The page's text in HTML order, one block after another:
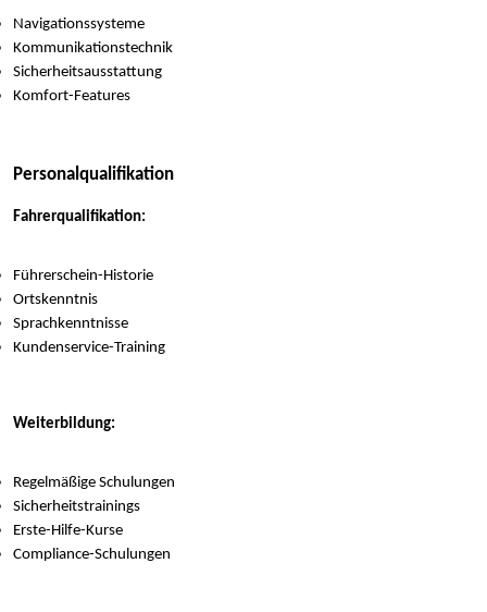
Navigationssysteme
Kommunikationstechnik
Sicherheitsausstattung
Komfort-Features
Personalqualifikation
Fahrerqualifikation:
Führerschein-Historie
Ortskenntnis
Sprachkenntnisse
Kundenservice-Training
Weiterbildung:
Regelmäßige Schulungen
Sicherheitstrainings
Erste-Hilfe-Kurse
Compliance-Schulungen